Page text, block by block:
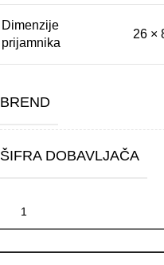
Dimenzije
prijamnika
26 ×
BREND
ŠIFRA DOBAVLJAČA